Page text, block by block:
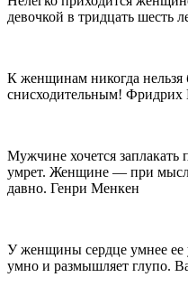
девочкой в тридцать шесть
К женщинам никогда нельзя
снисходительным!
Мужчине хочется заплакать
умрет. Женщине — при
давно. Генри Менкен
У женщины сердце умнее ее
умно и размышляет глупо.